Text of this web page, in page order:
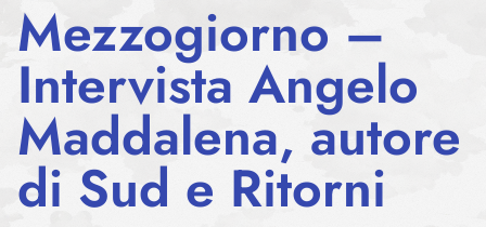
Mezzogiorno –
Intervista Angelo
Maddalena, autore
di Sud e Ritorni